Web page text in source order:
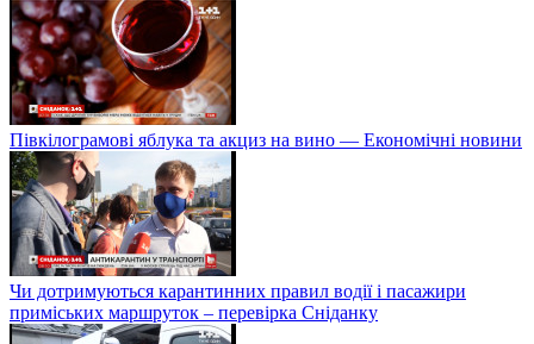
Півкілограмові яблука та акциз на вино — Економічні новини
Чи дотримуються карантинних правил водії і пасажири
приміських маршруток – перевірка Сніданку